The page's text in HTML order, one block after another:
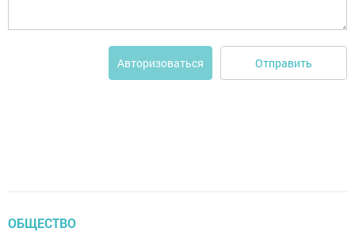
Авторизоваться Отправить
ОБЩЕСТВО